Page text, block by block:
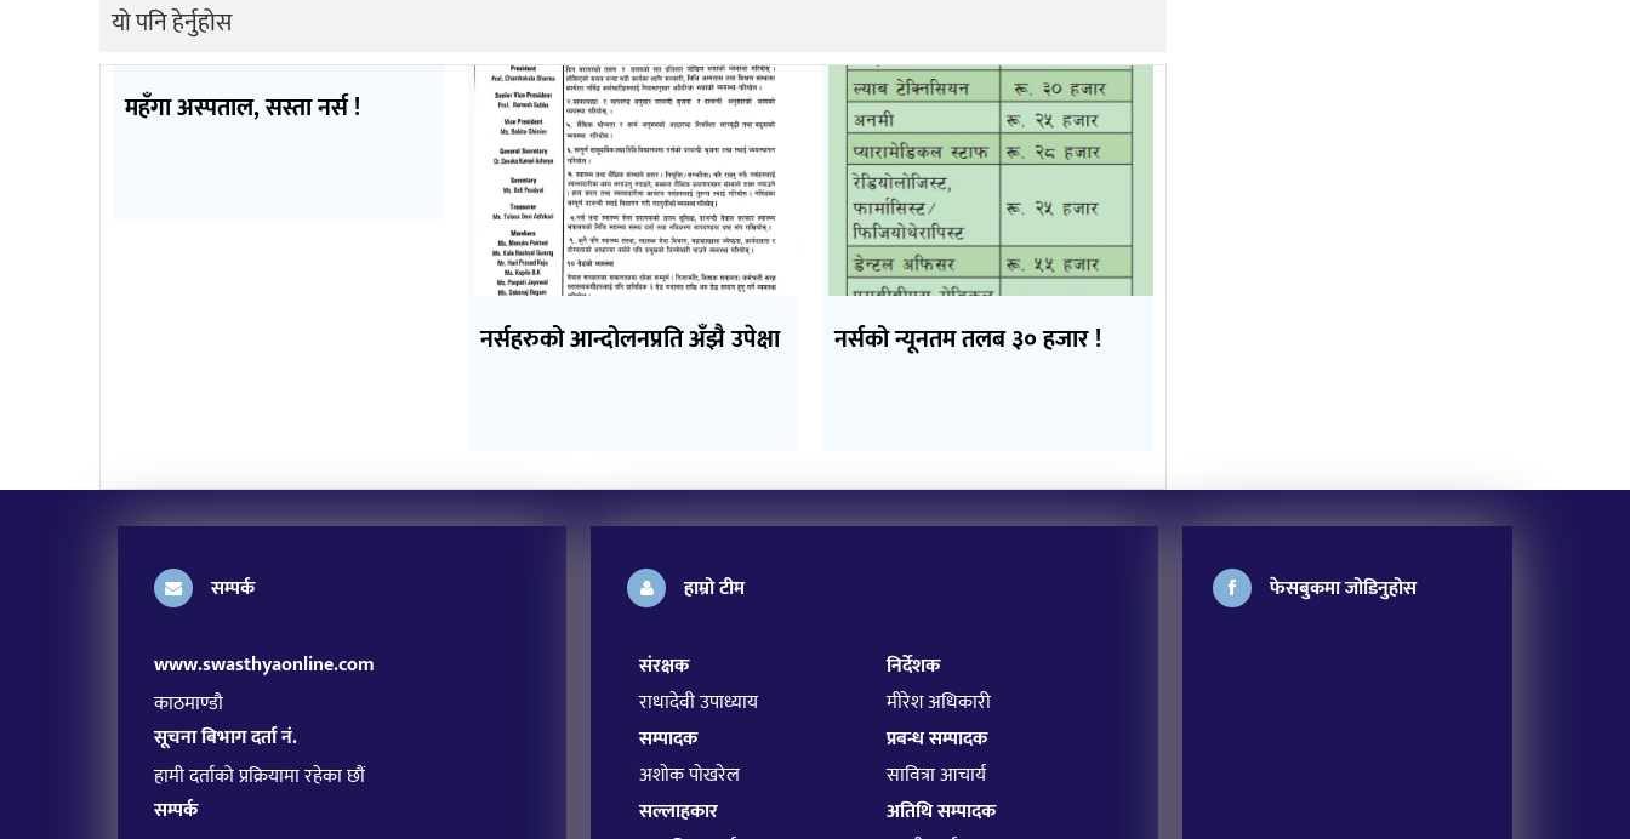
यो पनि हेर्नुहोस
महँगा अस्पताल, सस्ता नर्स !
नर्सहरुको आन्दोलनप्रति अँझै उपेक्षा नर्सको न्यूनतम तलब ३० हजार !
सम्पर्क
www.swasthyaonline.com
काठमाण्डौ
सूचना बिभाग दर्ता नं.
हामी दर्ताको प्रक्रियामा रहेका छौं
सम्पर्क
हाम्रो टीम
संरक्षक
राधादेवी उपाध्याय
सम्पादक
अशोक पोखरेल
सल्लाहकार
निर्देशक
मीरेश अधिकारी
प्रबन्ध सम्पादक
सावित्रा आचार्य
अतिथि सम्पादक
फेसबुकमा जोडिनुहोस